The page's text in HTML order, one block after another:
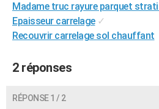
BONS PLANS
CARTE DE VOEUX
Carte de Noël
Carte Bonne année
Carte Saint-Valentin
Carte Pâques
Carte d'anniversaire
DICTIONNAIRE
Madame truc rayure parquet
Epaisseur carrelage ✓
Recouvrir carrelage sol chauffant
2 réponses
RÉPONSE 1 / 2